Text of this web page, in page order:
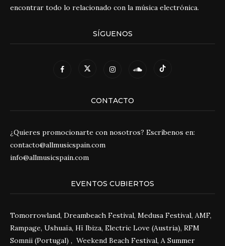
encontrar todo lo relacionado con la música electrónica.
SÍGUENOS
CONTACTO
¿Quieres promocionarte con nosotros? Escríbenos en:
contacto@allmusicspain.com
info@allmusicspain.com
EVENTOS CUBIERTOS
Tomorrowland, Dreambeach Festival, Medusa Festival, AMF,
Rampage, Ushuaïa, Hï Ibiza, Electric Love (Austria), RFM
Somnii (Portugal) , Weekend Beach Festival, A Summer